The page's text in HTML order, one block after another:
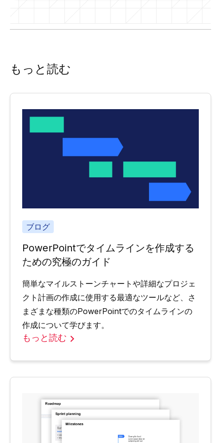
もっと読む
ブログ
PowerPointでタイムラインを作成する
ための究極のガイド
簡単なマイルストーンチャートや詳細なプロジェ
クト計画の作成に使用する最適なツールなど、さ
まざまな種類のPowerPointでのタイムラインの
作成について学びます。
もっと読む